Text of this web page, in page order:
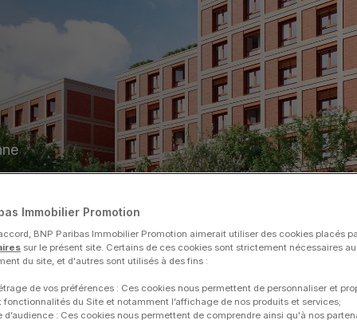
Immobilier Promotion
BNP Paribas Immobilier Promotion aimerait utiliser des cookies placés
sur le présent site. Certains de ces cookies sont strictement nécessaires
du site, et d'autres sont utilisés à des fins :
de vos préférences : Ces cookies nous permettent de personnaliser et
fonctionnalités du Site et notamment l’affichage de nos produits et services;
d’audience : Ces cookies nous permettent de comprendre ainsi qu'à nos